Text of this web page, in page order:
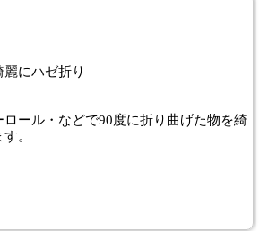
にハゼ折り
ロール・などで90度に折り曲げた物を綺
。